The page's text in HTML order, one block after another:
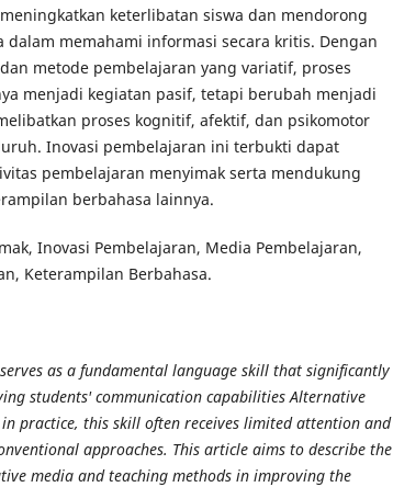
keterlibatan siswa dan mendorong
dalam memahami informasi secara kritis. Dengan
metode pembelajaran yang variatif, proses
menjadi kegiatan pasif, tetapi berubah menjadi
proses kognitif, afektif, dan psikomotor
Inovasi pembelajaran ini terbukti dapat
pembelajaran menyimak serta mendukung
berbahasa lainnya.
Inovasi Pembelajaran, Media Pembelajaran,
Keterampilan Berbahasa.
as a fundamental language skill that significantly
students' communication capabilities Alternative
practice, this skill often receives limited attention and
approaches. This article aims to describe the
media and teaching methods in improving the